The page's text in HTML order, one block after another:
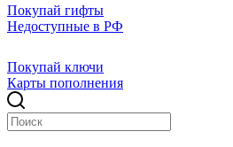
Покупай гифты
Недоступные в РФ
Покупай ключи
Карты пополнения